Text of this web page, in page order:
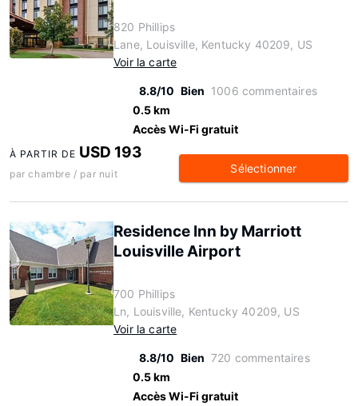
820 Phillips
Lane, Louisville, Kentucky 40209, US
Voir la carte
8.8/10 Bien 1006 commentaires
0.5 km
Accès Wi-Fi gratuit
À PARTIR DE USD 193
par chambre / par nuit Sélectionner
Residence Inn by Marriott
Louisville Airport
700 Phillips
Ln, Louisville, Kentucky 40209, US
Voir la carte
8.8/10 Bien 720 commentaires
0.5 km
Accès Wi-Fi gratuit